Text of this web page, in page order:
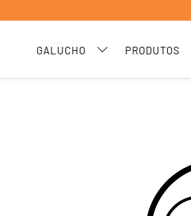
GALUCHO PRODUTOS